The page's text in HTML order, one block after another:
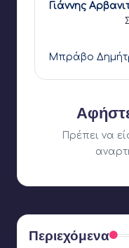
Γιάννης
Μπράβο
Πρέπει να
Περιεχόμενα